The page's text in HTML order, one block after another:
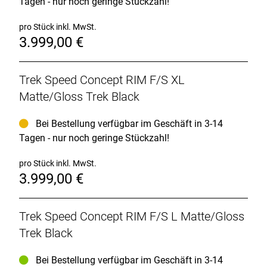
einen schnelleren Radsplit oder einen neuen
- Das Speed Concept lässt sich nicht nur leicht
anpassen, sondern ist auch in einem breiten Spektrum
- Dieses Bike ist über Project One vollständig
individuell konfigurierbar.
pro Stück inkl. MwSt.
3.999,00 €
Trek Speed Concept RIM F/S XL
Matte/Gloss Trek Black
Bei Bestellung verfügbar im Geschäft in 3-14
Tagen - nur noch geringe Stückzahl!
pro Stück inkl. MwSt.
3.999,00 €
Trek Speed Concept RIM F/S L Matte/Gloss
Trek Black
Bei Bestellung verfügbar im Geschäft in 3-14